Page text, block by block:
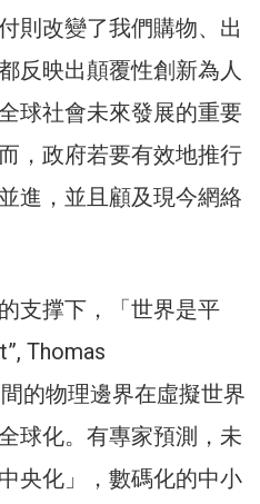
則改變了我們購物、出
反映出顛覆性創新為人
球社會未來發展的重要
，政府若要有效地推行
進，並且顧及現今網絡
支撑下，「世界是平
Thomas
的物理邊界在虛擬世界
球化。有專家預測，未
央化」，數碼化的中小